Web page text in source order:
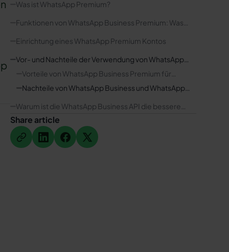
Was ist WhatsApp Premium?
Funktionen von WhatsApp Business Premium: Was
Einrichtung eines WhatsApp Premium Kontos
Vor- und Nachteile der Verwendung von WhatsApp
Business Premium für Unternehmen
Vorteile von WhatsApp Business Premium für
Unternehmen
Nachteile von WhatsApp Business und WhatsApp
Warum ist die WhatsApp Business API die bessere
Alternative Unternehmen?
Share article
Button TextButton TextButton TextButton Text